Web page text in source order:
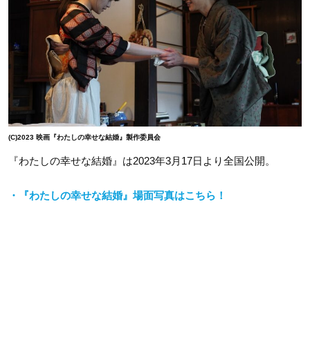
(C)2023 映画『わたしの幸せな結婚』製作委員会
『わたしの幸せな結婚』は2023年3月 17日より全国公開。
・『わたしの幸せな結婚』場面写真はこちら！